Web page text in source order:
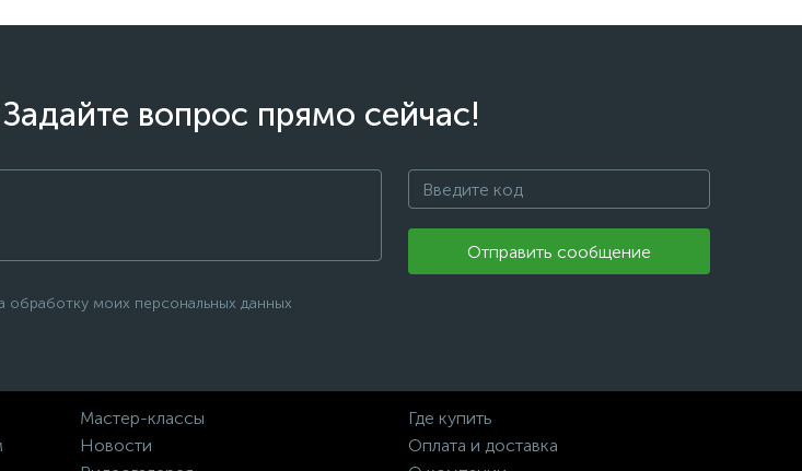
вопрос прямо сейчас!
Отправить сообщение
обработку моих персональных данных
Мастер-классы
Новости
Где купить
Оплата и доставка